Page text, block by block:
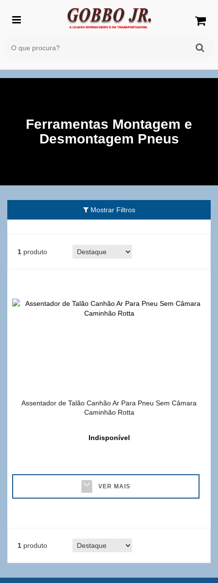
Ferramentas Montagem e
Desmontagem Pneus
Mostrar Filtros
1 produto
Assentador de Talão Canhão Ar Para Pneu Sem Câmara
Caminhão Rotta
Indisponível
VER MAIS
1 produto